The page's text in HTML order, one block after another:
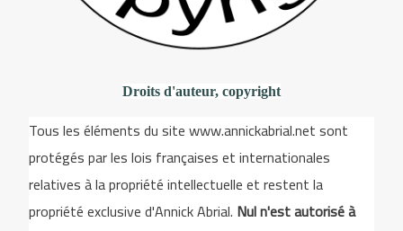
Droits d'auteur, copyright
Tous les éléments du site www.annickabrial.net sont
protégés par les lois françaises et internationales
relatives à la propriété intellectuelle et restent la
propriété exclusive d'Annick Abrial. Nul n'est autorisé à